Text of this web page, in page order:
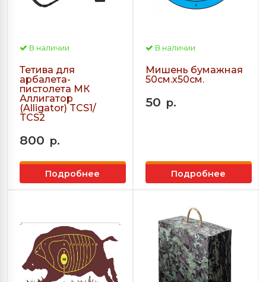
В наличии
Тетива для
арбалета-
пистолета МК
Аллигатор
(Alligator) TCS1/
TCS2
800 р.
Подробнее
В наличии
Мишень бумажная
50см.х50см.
50 р.
Подробнее